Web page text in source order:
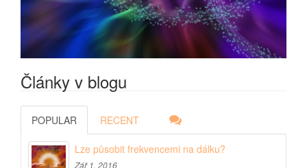
Články v blogu
POPULAR RECENT
Lze působit frekvencemi na dálku?
Zář 1, 2016